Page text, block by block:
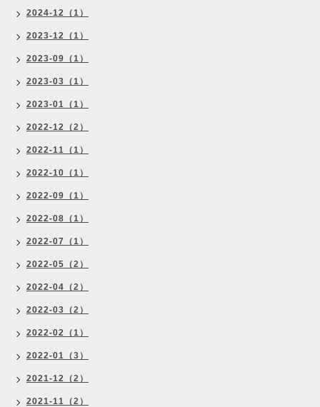
2024-12（1）
2023-12（1）
2023-09（1）
2023-03（1）
2023-01（1）
2022-12（2）
2022-11（1）
2022-10（1）
2022-09（1）
2022-08（1）
2022-07（1）
2022-05（2）
2022-04（2）
2022-03（2）
2022-02（1）
2022-01（3）
2021-12（2）
2021-11（2）